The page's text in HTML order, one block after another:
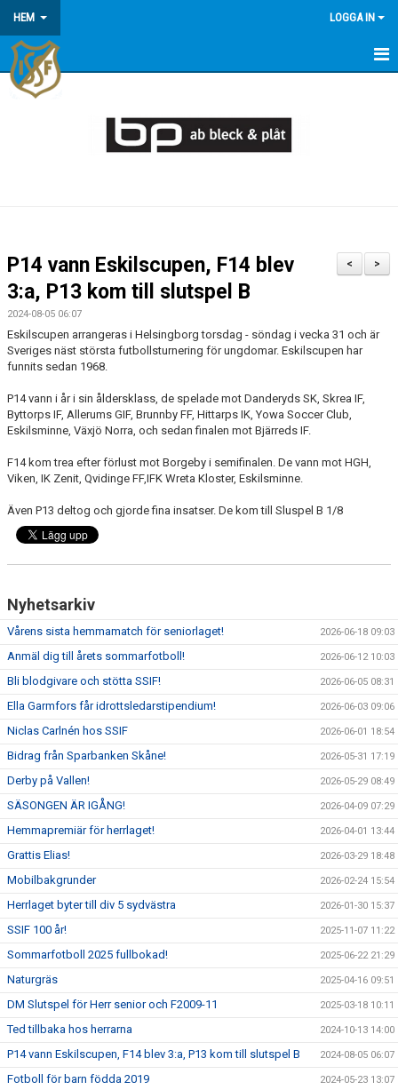
HEM LOGGA IN
HEM
ÅRSÖVERSIKT
>
<
P14 vann Eskilscupen, F14 blev
3:a, P13 kom till slutspel B
2024-08-05 06:07
Eskilscupen arrangeras i Helsingborg torsdag - söndag i vecka 31 och är
Sveriges näst största futbollsturnering för ungdomar. Eskilscupen har
funnits sedan 1968.
P14 vann i år i sin åldersklass, de spelade mot Danderyds SK, Skrea IF,
Byttorps IF, Allerums GIF, Brunnby FF, Hittarps IK, Yowa Soccer Club,
Eskilsminne, Växjö Norra, och sedan finalen mot Bjärreds IF.
F14 kom trea efter förlust mot Borgeby i semifinalen. De vann mot HGH,
Viken, IK Zenit, Qvidinge FF,IFK Wreta Kloster, Eskilsminne.
Även P13 deltog och gjorde fina insatser. De kom till Sluspel B 1/8
Nyhetsarkiv
Vårens sista hemmamatch för seniorlaget! 2026-06-18 09:03
Anmäl dig till årets sommarfotboll! 2026-06-12 10:03
Bli blodgivare och stötta SSIF! 2026-06-05 08:31
Ella Garmfors får idrottsledarstipendium! 2026-06-03 09:06
Niclas Carlnén hos SSIF 2026-06-01 18:54
Bidrag från Sparbanken Skåne! 2026-05-31 17:19
Derby på Vallen! 2026-05-29 08:49
SÄSONGEN ÄR IGÅNG! 2026-04-09 07:29
Hemmapremiär för herrlaget! 2026-04-01 13:44
Grattis Elias! 2026-03-29 18:48
Mobilbakgrunder 2026-02-24 15:54
Herrlaget byter till div 5 sydvästra 2026-01-30 15:37
SSIF 100 år! 2025-11-07 11:22
Sommarfotboll 2025 fullbokad! 2025-06-22 21:29
Naturgräs 2025-04-16 09:51
DM Slutspel för Herr senior och F2009-11 2025-03-18 10:11
Ted tillbaka hos herrarna 2024-10-13 14:00
P14 vann Eskilscupen, F14 blev 3:a, P13 kom till slutspel B 2024-08-05 06:07
Fotboll för barn födda 2019 2024-05-23 13:07